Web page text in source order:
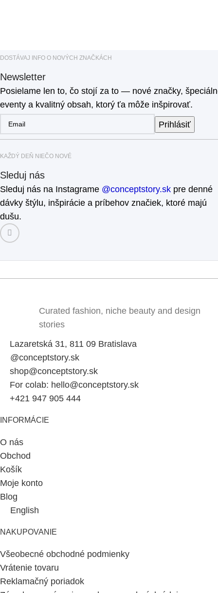
DOSTÁVAJ INFO O NOVÝCH ZNAČKÁCH
Newsletter
Posielame len to, čo stojí za to — nové značky,
eventy a kvalitný obsah, ktorý ťa môže inšpirovať.
Prihlásiť
KAŽDÝ DEŇ NIEČO NOVÉ
Sleduj nás
Sleduj nás na Instagrame @conceptstory.sk pre denné
dávky štýlu, inšpirácie a príbehov značiek, ktoré majú
dušu.
Curated fashion, niche beauty and design
stories
Lazaretská 31, 811 09 Bratislava
@conceptstory.sk
shop@conceptstory.sk
For colab: hello@conceptstory.sk
+421 947 905 444
INFORMÁCIE
O nás
Obchod
Košík
Moje konto
Blog
English
NAKUPOVANIE
Všeobecné obchodné podmienky
Vrátenie tovaru
Reklamačný poriadok